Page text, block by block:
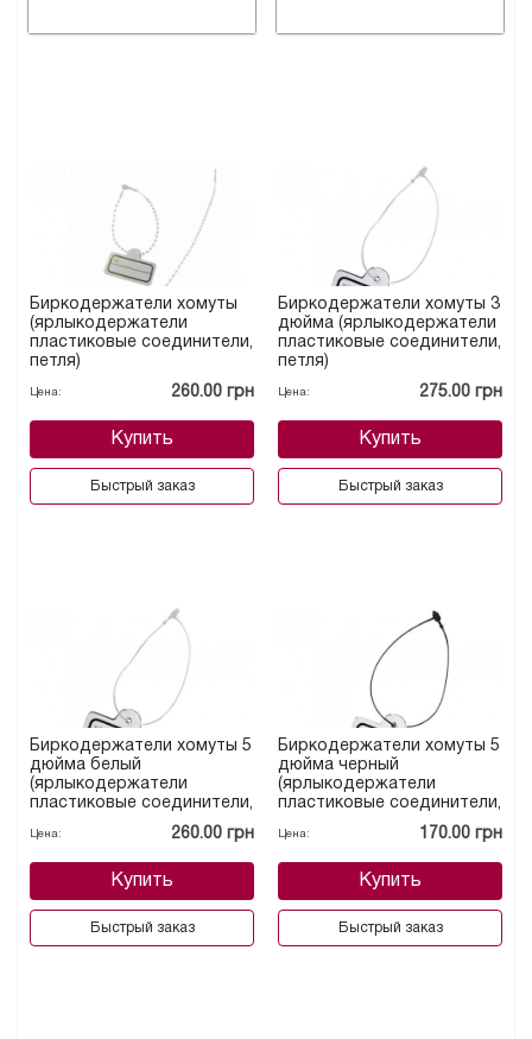
Биркодержатели хомуты
(ярлыкодержатели
пластиковые соединители,
петля)
Цена: 260.00 грн
Купить
Быстрый заказ
Биркодержатели хомуты 3
дюйма (ярлыкодержатели
пластиковые соединители,
петля)
Цена: 275.00 грн
Купить
Быстрый заказ
Биркодержатели хомуты 5
дюйма белый
(ярлыкодержатели
пластиковые соединители,
Цена: 260.00 грн
Купить
Быстрый заказ
Биркодержатели хомуты 5
дюйма черный
(ярлыкодержатели
пластиковые соединители,
Цена: 170.00 грн
Купить
Быстрый заказ